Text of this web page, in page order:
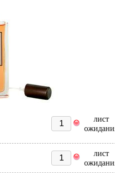
лист
лист